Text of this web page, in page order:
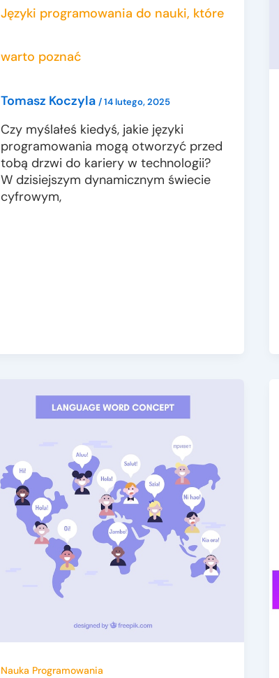
Języki programowania do nauki, które
warto poznać
Tomasz Koczyla /14 lutego, 2025
Czy myślałeś kiedyś, jakie języki
programowania mogą otworzyć przed
tobą drzwi do kariery w technologii?
W dzisiejszym dynamicznym świecie
cyfrowym,
Nauka Programowania